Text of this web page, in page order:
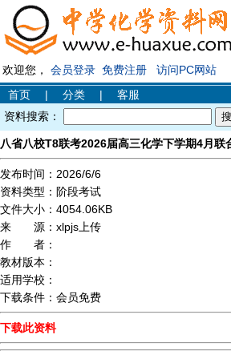
欢迎您， 会员登录 免费注册
访问PC网站
首页
| 分类 |
客服
资料搜索：
八省八校T8联考2026届高三化学下学期4月
发布时间： 2026/6/6
资料类型： 阶段考试
文件大小： 4054.06KB
来 源： xlpjs上传
作 者：
教材版本：
适用学校：
下载条件： 会员免费
下载此资料